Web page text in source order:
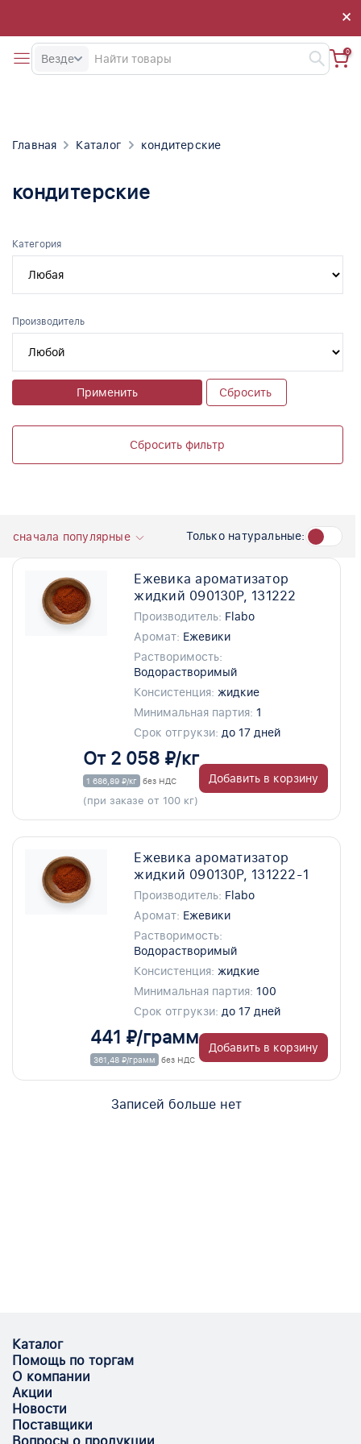
×
×
Везде
0
Главная Каталог кондитерские
кондитерские
Категория
Производитель
Применить Сбросить
Сбросить фильтр
сначала популярные Только натуральные:
Ежевика ароматизатор
жидкий 090130P, 131222
Производитель: Flabo
Аромат: Ежевики
Растворимость:
Водорастворимый
Консистенция: жидкие
Минимальная партия: 1
Срок отгрукзи: до 17 дней
От 2 058 ₽/кг
1 686,89 ₽/кг без НДС
(при заказе от 100 кг)
Добавить в корзину
Ежевика ароматизатор
жидкий 090130P, 131222-1
Производитель: Flabo
Аромат: Ежевики
Растворимость:
Водорастворимый
Консистенция: жидкие
Минимальная партия: 100
Срок отгрукзи: до 17 дней
441 ₽/грамм
361,48 ₽/грамм без НДС
Добавить в корзину
Записей больше нет
Каталог
Помощь по торгам
О компании
Акции
Новости
Поставщики